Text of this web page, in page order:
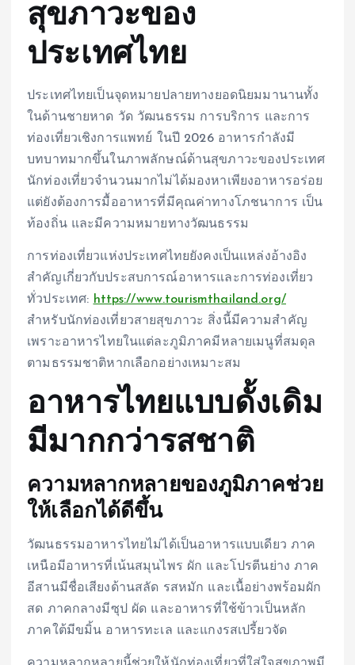
สุขภาวะของ
ประเทศไทย
ประเทศไทยเป็นจุดหมายปลายทางยอดนิยมมานานทั้ง
ในด้านชายหาด วัด วัฒนธรรม การบริการ และการ
ท่องเที่ยวเชิงการแพทย์ ในปี 2026 อาหารกำลังมี
บทบาทมากขึ้นในภาพลักษณ์ด้านสุขภาวะของประเทศ
นักท่องเที่ยวจำนวนมากไม่ได้มองหาเพียงอาหารอร่อย
แต่ยังต้องการมื้ออาหารที่มีคุณค่าทางโภชนาการ เป็น
ท้องถิ่น และมีความหมายทางวัฒนธรรม
การท่องเที่ยวแห่งประเทศไทยยังคงเป็นแหล่งอ้างอิง
สำคัญเกี่ยวกับประสบการณ์อาหารและการท่องเที่ยว
ทั่วประเทศ: https://www.tourismthailand.org/
สำหรับนักท่องเที่ยวสายสุขภาวะ สิ่งนี้มีความสำคัญ
เพราะอาหารไทยในแต่ละภูมิภาคมีหลายเมนูที่สมดุล
ตามธรรมชาติหากเลือกอย่างเหมาะสม
อาหารไทยแบบดั้งเดิม
มีมากกว่ารสชาติ
ความหลากหลายของภูมิภาคช่วย
ให้เลือกได้ดีขึ้น
วัฒนธรรมอาหารไทยไม่ได้เป็นอาหารแบบเดียว ภาค
เหนือมีอาหารที่เน้นสมุนไพร ผัก และโปรตีนย่าง ภาค
อีสานมีชื่อเสียงด้านสลัด รสหมัก และเนื้อย่างพร้อมผัก
สด ภาคกลางมีซุป ผัด และอาหารที่ใช้ข้าวเป็นหลัก
ภาคใต้มีขมิ้น อาหารทะเล และแกงรสเปรี้ยวจัด